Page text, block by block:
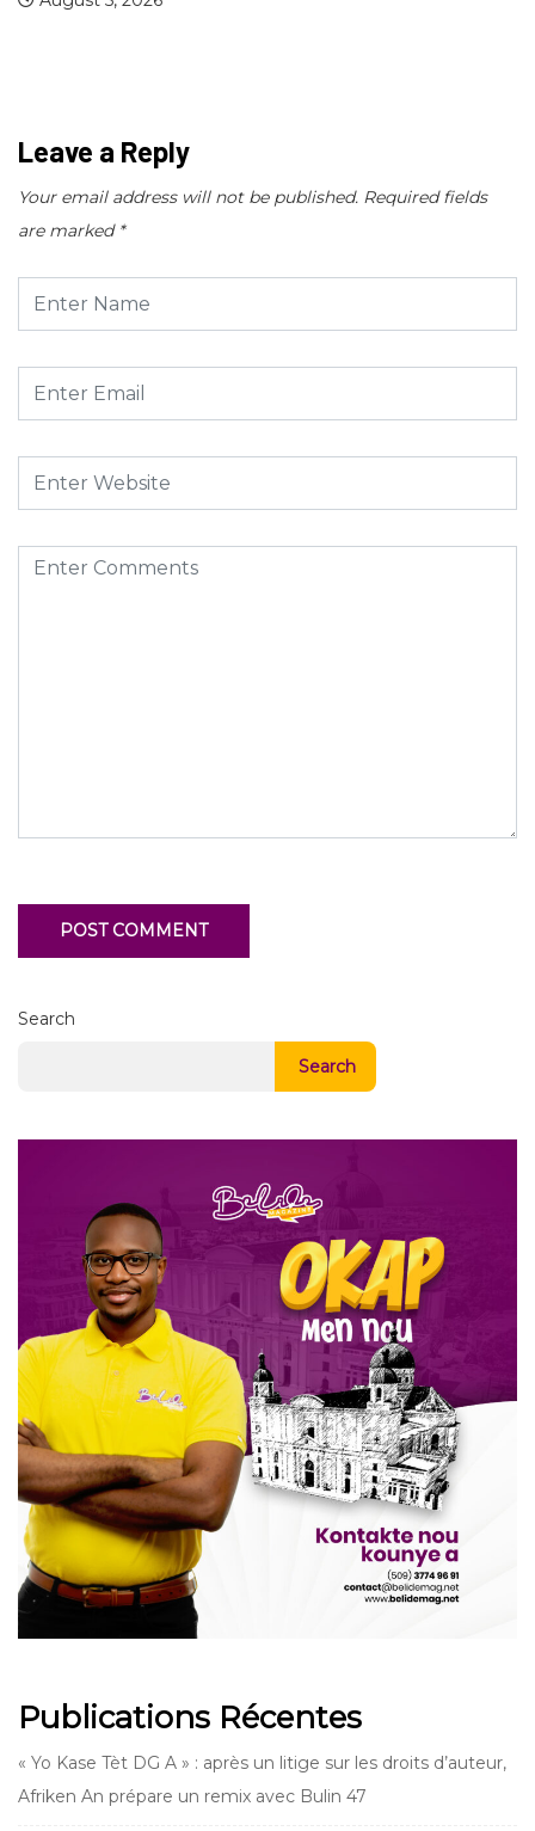
Leave a Reply
Your email address will not be published. Required fields
are marked *
Search
Search
Publications Récentes
« Yo Kase Tèt DG A » : après un litige sur les droits d’auteur,
Afriken An prépare un remix avec Bulin 47